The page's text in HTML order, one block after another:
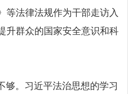
等法律法规作为干部走访入
升群众的国家安全意识和科
够。习近平法治思想的学习